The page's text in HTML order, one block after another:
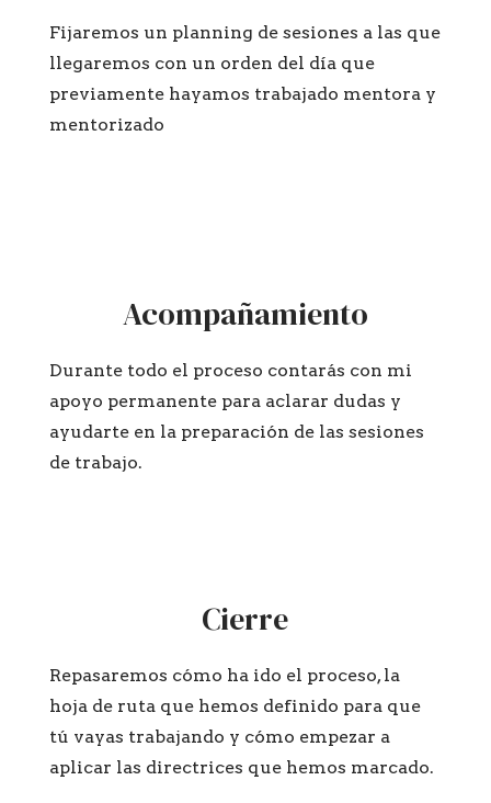
Fijaremos un planning de sesiones a las que
llegaremos con un orden del día que
previamente hayamos trabajado mentora y
mentorizado
Acompañamiento
Durante todo el proceso contarás con mi
apoyo permanente para aclarar dudas y
ayudarte en la preparación de las sesiones
de trabajo.
Cierre
Repasaremos cómo ha ido el proceso, la
hoja de ruta que hemos definido para que
tú vayas trabajando y cómo empezar a
aplicar las directrices que hemos marcado.